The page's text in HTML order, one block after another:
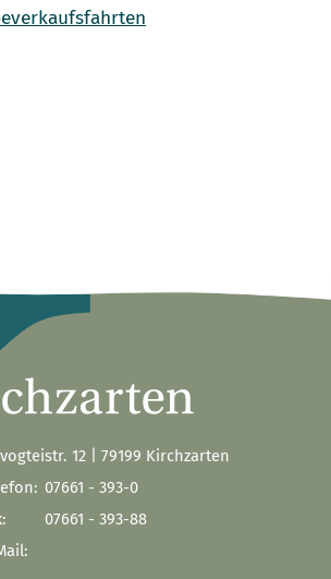
12 | 79199 Kirchzarten
07661 - 393-0
07661 - 393-88